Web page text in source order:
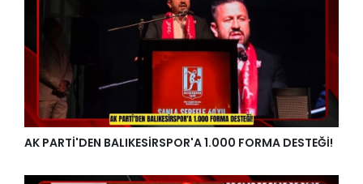
AK PARTİ'DEN BALIKESİRSPOR'A 1.000 FORMA DESTEĞİ!